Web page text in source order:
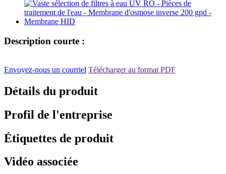
Description courte :
Envoyez-nous un courriel Télécharger au format PDF
Détails du produit
Profil de l'entreprise
Étiquettes de produit
Vidéo associée